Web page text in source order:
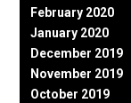
February 2020
January 2020
December 2019
November 2019
October 2019